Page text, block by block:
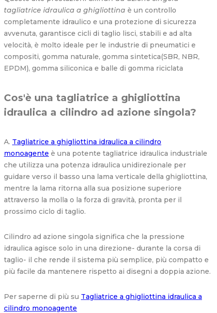
tagliatrice idraulica a ghigliottina è un controllo
completamente idraulico e una protezione di sicurezza
avvenuta, garantisce cicli di taglio lisci, stabili e ad alta
velocità, è molto ideale per le industrie di pneumatici e
compositi, gomma naturale, gomma sintetica(SBR, NBR,
EPDM), gomma siliconica e balle di gomma riciclata
Cos'è una tagliatrice a ghigliottina
idraulica a cilindro ad azione singola?
A. Tagliatrice a ghigliottina idraulica a cilindro
monoagente è una potente tagliatrice idraulica industriale
che utilizza una potenza idraulica unidirezionale per
guidare verso il basso una lama verticale della ghigliottina,
mentre la lama ritorna alla sua posizione superiore
attraverso la molla o la forza di gravità, pronta per il
prossimo ciclo di taglio.
Cilindro ad azione singola significa che la pressione
idraulica agisce solo in una direzione- durante la corsa di
taglio- il che rende il sistema più semplice, più compatto e
più facile da mantenere rispetto ai disegni a doppia azione.
Per saperne di più su Tagliatrice a ghigliottina idraulica a
cilindro monoagente